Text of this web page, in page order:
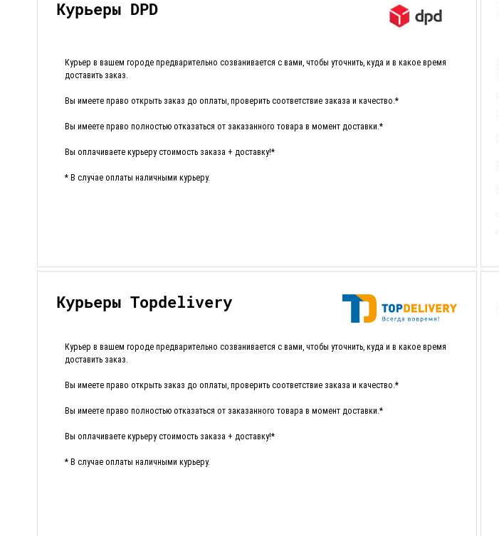
Курьеры DPD
Курьер в вашем городе предварительно созванивается с вами, чтобы уточнить, куда и в какое время
доставить заказ.
Вы имеете право открыть заказ до оплаты, проверить соответствие заказа и качество.*
Вы имеете право полностью отказаться от заказанного товара в момент доставки.*
Вы оплачиваете курьеру стоимость заказа + доставку!*
* В случае оплаты наличными курьеру.
Курьеры Topdelivery
Курьер в вашем городе предварительно созванивается с вами, чтобы уточнить, куда и в какое время
доставить заказ.
Вы имеете право открыть заказ до оплаты, проверить соответствие заказа и качество.*
Вы имеете право полностью отказаться от заказанного товара в момент доставки.*
Вы оплачиваете курьеру стоимость заказа + доставку!*
* В случае оплаты наличными курьеру.